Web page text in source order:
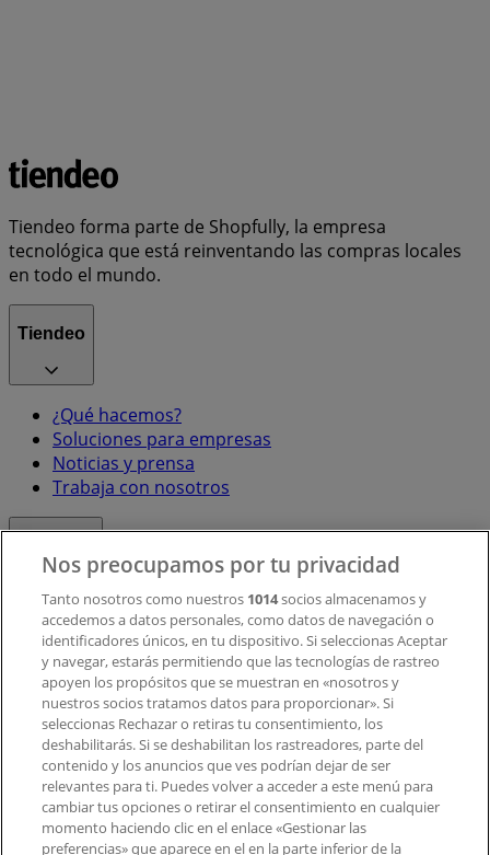
Tiendeo forma parte de Shopfully, la empresa
tecnológica que está reinventando las compras locales
en todo el mundo.
Tiendeo
¿Qué hacemos?
Soluciones para empresas
Noticias y prensa
Trabaja con nosotros
Contacto comercial y de marketing
Tienda mal colocada en el mapa
Notificar un folleto
¿Encontraste un problema en la web o en la
aplicación?
Índices
Nos preocupamos por tu privacidad
Tanto nosotros como nuestros 1014socios almacenamos y
accedemos a datos personales, como datos de navegación o
identificadores únicos, en tu dispositivo. Si seleccionas Aceptar
y navegar, estarás permitiendo que las tecnologías de rastreo
apoyen los propósitos que se muestran en «nosotros y
nuestros socios tratamos datos para proporcionar». Si
seleccionas Rechazar o retiras tu consentimiento, los
deshabilitarás. Si se deshabilitan los rastreadores, parte del
contenido y los anuncios que ves podrían dejar de ser
relevantes para ti. Puedes volver a acceder a este menú para
cambiar tus opciones o retirar el consentimiento en cualquier
momento haciendo clic en el enlace «Gestionar las
preferencias» que aparece en el en la parte inferior de la